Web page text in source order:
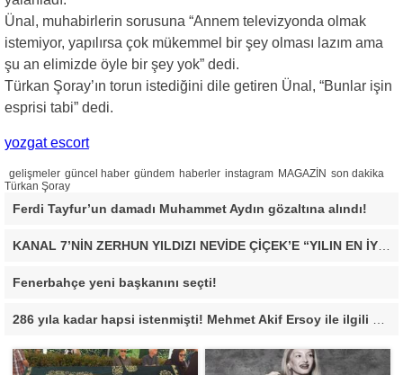
Ünal, muhabirlerin sorusuna “Annem televizyonda olmak
istemiyor, yapılırsa çok mükemmel bir şey olması lazım ama
şu an elimizde öyle bir şey yok” dedi.
Türkan Şoray’ın torun istediğini dile getiren Ünal, “Bunlar işin
esprisi tabi” dedi.
yozgat escort
gelişmeler güncel haber gündem haberler instagram MAGAZİN son dakika
Türkan Şoray
Ferdi Tayfur’un damadı Muhammet Aydın gözaltına alındı!
KANAL 7’NİN ZERHUN YILDIZI NEVİDE ÇİÇEK’E “YILIN EN İYİ ÇIKIŞ YAPAN KADIN OYUNCUSU” ÖDÜLÜ!
Fenerbahçe yeni başkanını seçti!
286 yıla kadar hapsi istenmişti! Mehmet Akif Ersoy ile ilgili yeni gelişme